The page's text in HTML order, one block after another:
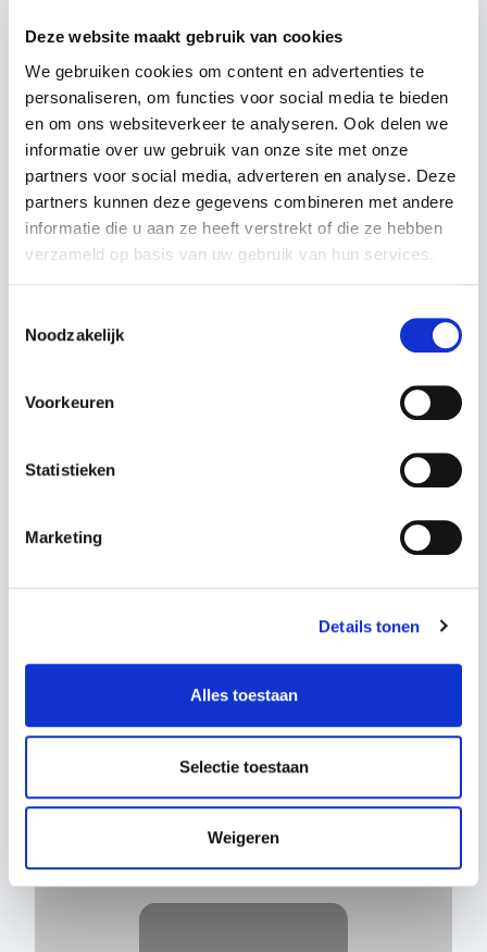
Deze website maakt gebruik van cookies
We gebruiken cookies om content en advertenties te
personaliseren, om functies voor social media te bieden
en om ons websiteverkeer te analyseren. Ook delen we
informatie over uw gebruik van onze site met onze
partners voor social media, adverteren en analyse. Deze
partners kunnen deze gegevens combineren met andere
informatie die u aan ze heeft verstrekt of die ze hebben
verzameld op basis van uw gebruik van hun services.
Noodzakelijk
Voorkeuren
Statistieken
Marketing
Details tonen
Alles toestaan
Selectie toestaan
Weigeren
Voorstelling LivingHome
Een bouwpartner aan je zijde met jarenlange ervaring in de
bouwsector, die je bijstaat en begeleidt: dat doet
Livinghome voor jou. Bij dit team is je bouwproject in goede
handen.
⋯
Accepteer marketingcookiesom deze inhoud te bekijken.